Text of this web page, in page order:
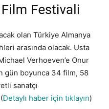
Festivali
olan Türkiye Almanya
arasında olacak. Usta
Verhoeven’e Onur
gün boyunca 34 film, 58
sanatçı
Detaylı haber için tıklayın)